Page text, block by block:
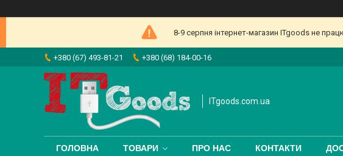
8-9 серпня інтернет-магазин ITgoods не
+380 (67) 493-81-21 +380 (68) 184-00-16
ITgoods.com.ua
ГОЛОВНА ТОВАРИ ПРО НАС КОНТАКТИ